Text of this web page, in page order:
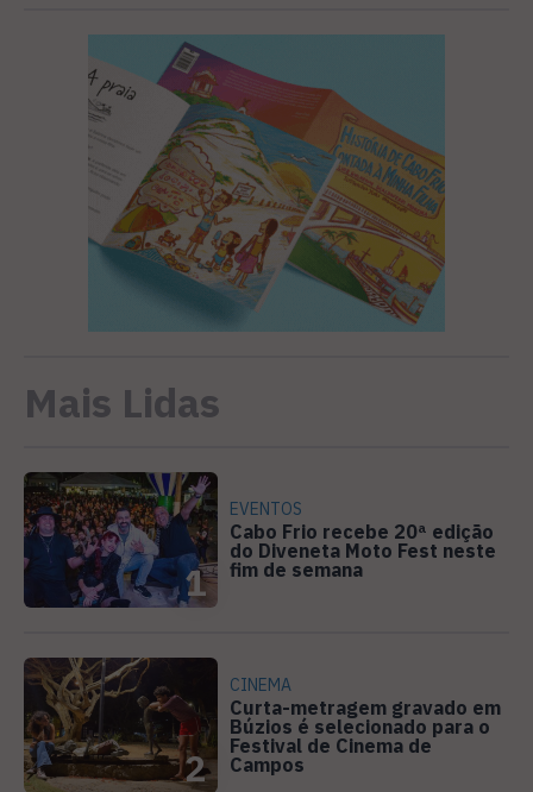
Mais Lidas
1
EVENTOS
Cabo Frio recebe 20ª edição
do Diveneta Moto Fest neste
fim de semana
2
CINEMA
Curta-metragem gravado em
Búzios é selecionado para o
Festival de Cinema de
Campos